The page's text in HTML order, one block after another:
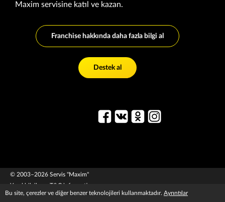
Maxim servisine katıl ve kazan.
Franchise hakkında daha fazla bilgi al
Destek al
© 2003–2026 Servis "Maxim"
Yasal bilgiler
T&C information
Bu site, çerezler ve diğer benzer teknolojileri kullanmaktadır. Ayrıntılar